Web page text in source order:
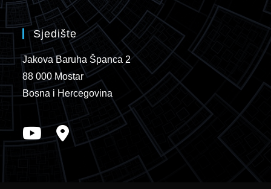
Sjedište
Jakova Baruha Španca 2
88 000 Mostar
Bosna i Hercegovina